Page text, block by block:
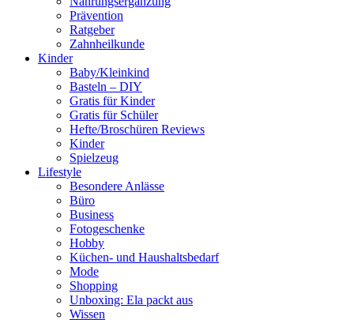
Prävention
Ratgeber
Zahnheilkunde
Kinder
Baby/Kleinkind
Basteln – DIY
Gratis für Kinder
Gratis für Schüler
Hefte/Broschüren Reviews
Kinder
Spielzeug
Lifestyle
Besondere Anlässe
Büro
Business
Fotogeschenke
Hobby
Küchen- und Haushaltsbedarf
Mode
Shopping
Unboxing: Ela packt aus
Wissen